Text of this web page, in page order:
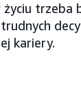
życiu trzeba
kariery.